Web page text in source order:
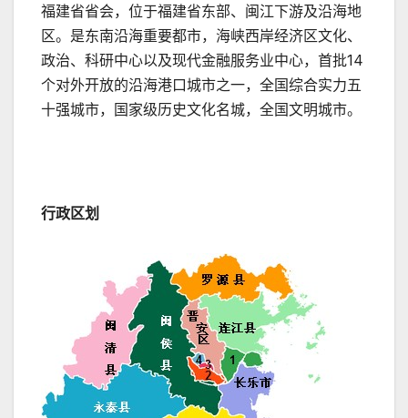
福建省省会，位于福建省东部、闽江下游及沿海地
区。是东南沿海重要都市，海峡西岸经济区文化、
政治、科研中心以及现代金融服务业中心，首批14
个对外开放的沿海港口城市之一，全国综合实力五
十强城市，国家级历史文化名城，全国文明城市。
行政区划